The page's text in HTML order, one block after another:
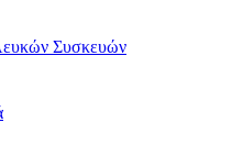
Συσκευών